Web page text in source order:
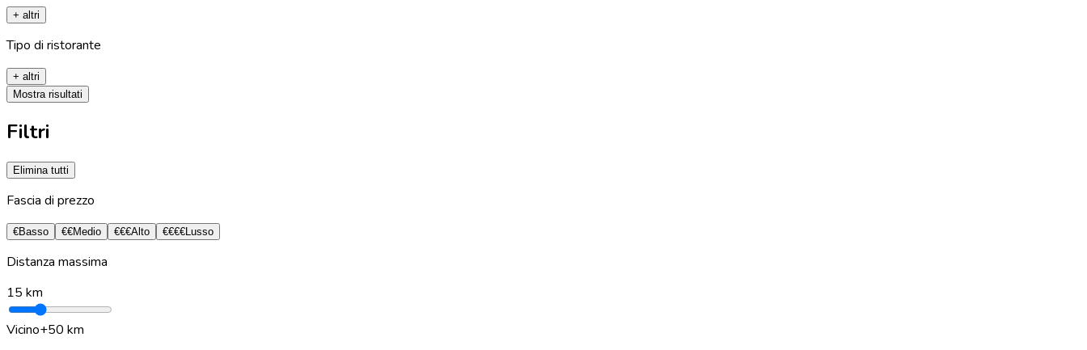
+ altri
Tipo di ristorante
+ altri
Mostra risultati
Filtri
Elimina tutti
Fascia di prezzo
€Basso €€Medio €€€Alto €€€€Lusso
Distanza massima
15 km
Vicino+50 km